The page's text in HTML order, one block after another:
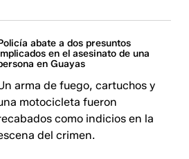
abate a dos presuntos
en el asesinato de una
en Guayas
arma de fuego, cartuchos y
motocicleta fueron
como indicios en la
del crimen.